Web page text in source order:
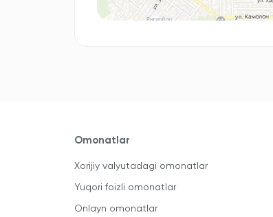
Omonatlar
Xorijiy valyutadagi omonatlar
Yuqori foizli omonatlar
Onlayn omonatlar